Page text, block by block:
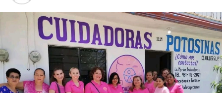
seguridad en calles, avenidas y espacios públicos.
El gobierno municipal indicó que el alumbrado público no
solo representa una mejora en la imagen urbana, sino que
también constituye una herramienta para r
eforzar la
seguridad y brindar mayor confianza a las personas
que transitan por la ciudad.